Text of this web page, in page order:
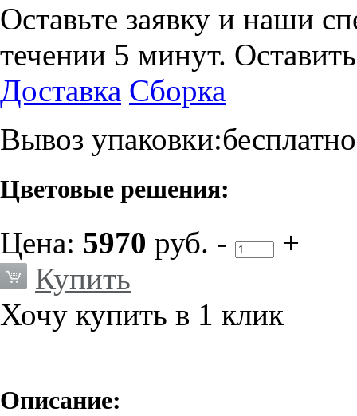
Оставьте заявку и наши
течении 5 минут.
Доставка Сборка
Вывоз упаковки:бесплатно
Цветовые решения:
Цена: 5970 руб. -
+
Купить
Хочу купить в 1 клик
Описание: